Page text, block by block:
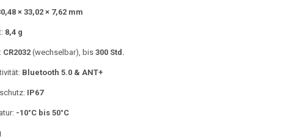
× 33,02 × 7,62 mm
8,4 g
CR2032(wechselbar), bis 300 Std.
Bluetooth 5.0 & ANT+
IP67
-10°C bis 50°C